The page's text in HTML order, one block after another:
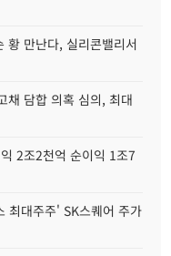
황 만난다, 실리콘밸리서
채 담합 의혹 심의, 최대
2조2천억 순이익 1조7
최대주주' SK스퀘어 주가